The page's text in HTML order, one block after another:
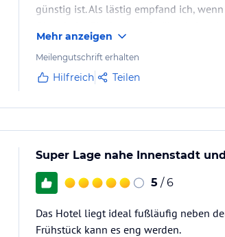
günstig ist. Als lästig empfand ich,
Mehr anzeigen
Meilengutschrift erhalten
Hilfreich Teilen
Super Lage nahe Innenstadt
5 / 6
Das Hotel liegt ideal fußläufig neben
Frühstück kann es eng werden.